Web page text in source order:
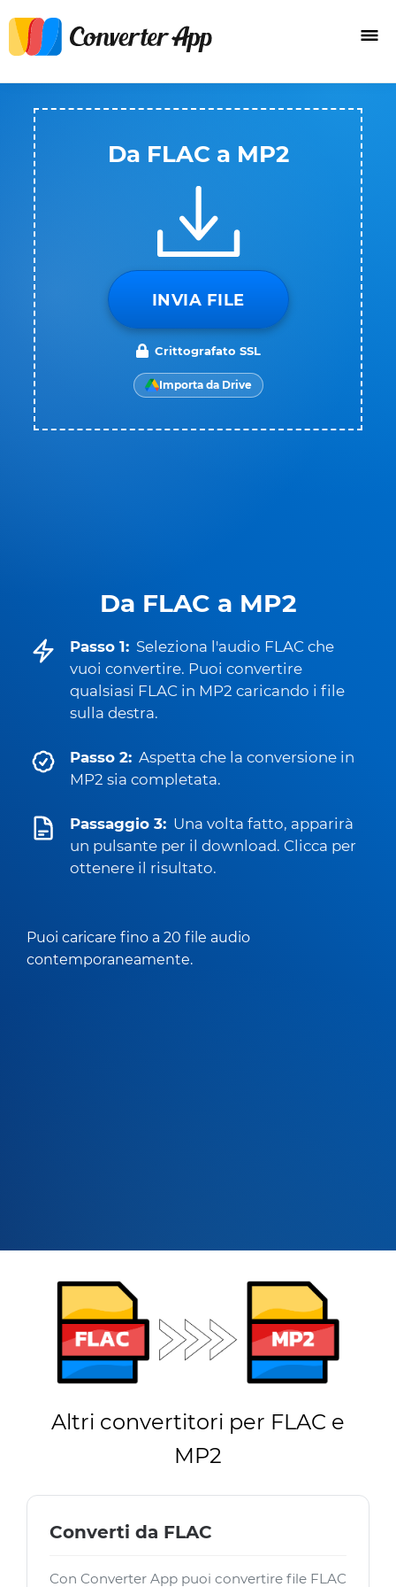
Da FLAC a MP2
Passo 1: Seleziona l'audio FLAC che
vuoi convertire. Puoi convertire
qualsiasi FLAC in MP2 caricando i file
sulla destra.
Passo 2: Aspetta che la conversione in
MP2 sia completata.
Passaggio 3: Una volta fatto, apparirà
un pulsante per il download. Clicca per
ottenere il risultato.
Puoi caricare fino a 20 file audio
contemporaneamente.
Da FLAC a MP2
INVIA FILE
Crittografato SSL
Importa da Drive
Altri convertitori per FLAC e
MP2
Converti da FLAC
Con Converter App puoi convertire file FLAC